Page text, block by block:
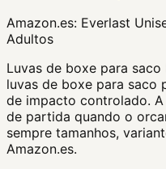
Amazon.es: Everlast
Adultos
Luvas de boxe para
luvas de boxe para saco
de impacto controlado.
de partida quando o
sempre tamanhos,
Amazon.es.